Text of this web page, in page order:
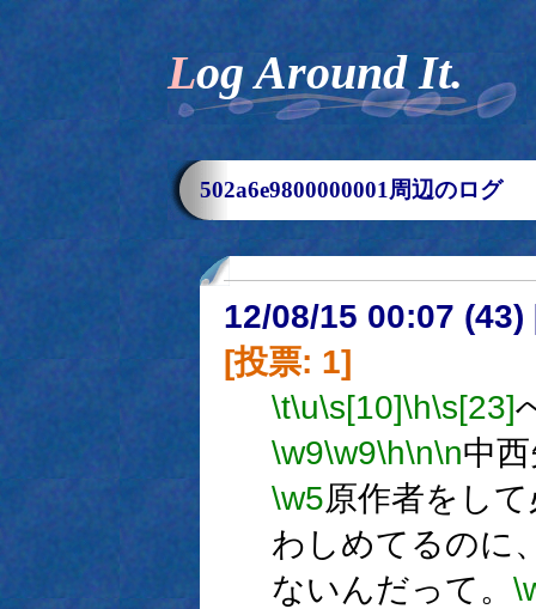
Log Around It.
502a6e9800000001周辺のログ
12/08/15 00:07 (43)
[投票: 1]
\t\u\s[10]\h\s[23]
\w9\w9\h\n\n中
\w5原作者をし
わしめてるのに
ないんだって。